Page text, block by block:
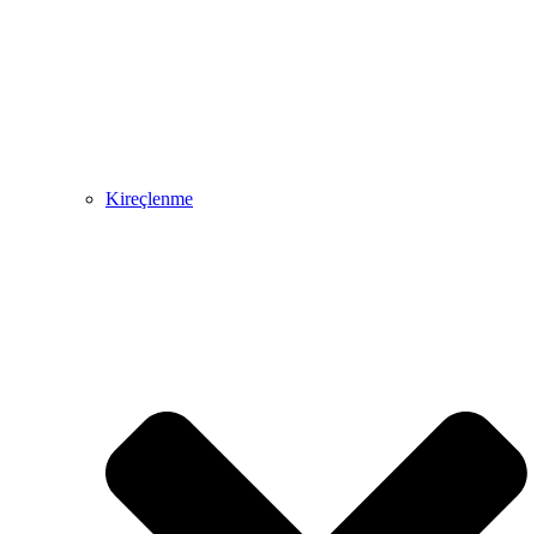
Kireçlenme